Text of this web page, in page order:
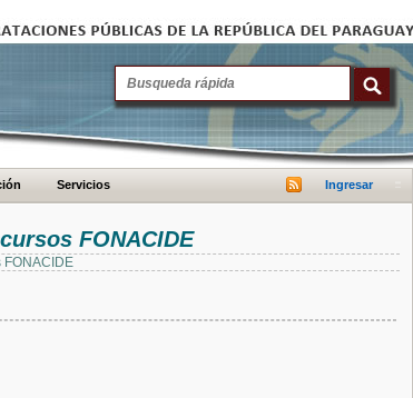
Servicios Ingresar
FONACIDE